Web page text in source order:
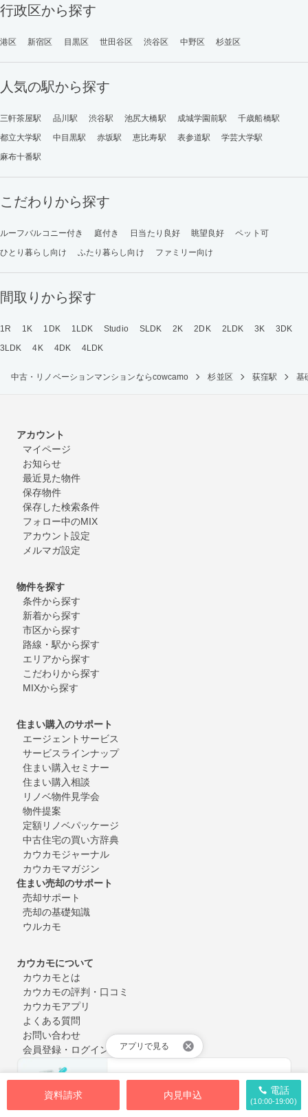
資料請求 内見申込 電話
(10:00-19:00)
アプリで見る
行政区から探す
港区 新宿区 目黒区 世田谷区 渋谷区 中野区 杉並区
人気の駅から探す
三軒茶屋駅 品川駅 渋谷駅 池尻大橋駅 成城学園前駅
千歳船橋駅
都立大学駅
中目黒駅 赤坂駅 恵比寿駅 表参道駅
学芸大学駅
麻布十番駅
こだわりから探す
ルーフバルコニー付き 庭付き 日当たり良好 眺望良好
ペット可
ひとり暮らし向け
ふたり暮らし向け ファミリー向け
間取りから探す
1R 1K 1DK 1LDK Studio SLDK 2K 2DK 2LDK 3K
3DK
3LDK
4K 4DK 4LDK
中古・リノベーションマンションならcowcamo 杉並区 荻窪駅 基
アカウント
マイページ
お知らせ
最近見た物件
保存物件
保存した検索条件
フォロー中のMIX
アカウント設定
メルマガ設定
物件を探す
条件から探す
新着から探す
市区から探す
路線・駅から探す
エリアから探す
こだわりから探す
MIXから探す
住まい購入のサポート
エージェントサービス
サービスラインナップ
住まい購入セミナー
住まい購入相談
リノベ物件見学会
物件提案
定額リノベパッケージ
中古住宅の買い方辞典
カウカモジャーナル
カウカモマガジン
住まい売却のサポート
売却サポート
売却の基礎知識
ウルカモ
カウカモについて
カウカモとは
カウカモの評判・口コミ
カウカモアプリ
よくある質問
お問い合わせ
会員登録・ログイン